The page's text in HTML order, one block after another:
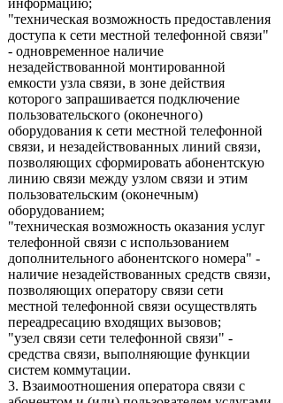
информацию;
"техническая возможность предоставления
доступа к сети местной телефонной связи"
- одновременное наличие
незадействованной монтированной
емкости узла связи, в зоне действия
которого запрашивается подключение
пользовательского (оконечного)
оборудования к сети местной телефонной
связи, и незадействованных линий связи,
позволяющих сформировать абонентскую
линию связи между узлом связи и этим
пользовательским (оконечным)
оборудованием;
"техническая возможность оказания услуг
телефонной связи с использованием
дополнительного абонентского номера" -
наличие незадействованных средств связи,
позволяющих оператору связи сети
местной телефонной связи осуществлять
переадресацию входящих вызовов;
"узел связи сети телефонной связи" -
средства связи, выполняющие функции
систем коммутации.
3. Взаимоотношения оператора связи с